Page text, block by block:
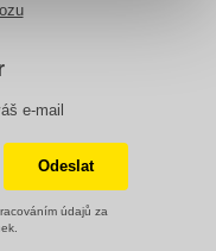
e-mail
údajů za